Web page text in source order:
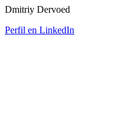
Dmitriy Dervoed
Perfil en LinkedIn